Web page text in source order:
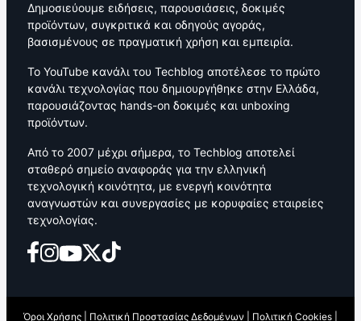
Δημοσιεύουμε ειδήσεις, παρουσιάσεις, δοκιμές
προϊόντων, συγκριτικά και οδηγούς αγοράς,
βασισμένους σε πραγματική χρήση και εμπειρία.
Το YouTube κανάλι του Techblog αποτέλεσε το πρώτο
κανάλι τεχνολογίας που δημιουργήθηκε στην Ελλάδα,
παρουσιάζοντας hands-on δοκιμές και unboxing
προϊόντων.
Από το 2007 μέχρι σήμερα, το Techblog αποτελεί
σταθερό σημείο αναφοράς για την ελληνική
τεχνολογική κοινότητα, με ενεργή κοινότητα
αναγνωστών και συνεργασίες με κορυφαίες εταιρείες
τεχνολογίας.
Όροι Χρήσης Πολιτική Προστασίας Δεδομένων Πολιτική Cookies